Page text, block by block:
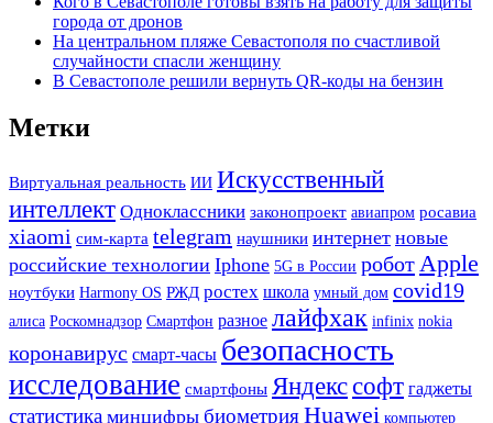
города от дронов
На центральном пляже Севастополя по счастливой
случайности спасли женщину
В Севастополе решили вернуть QR-коды на бензин
Метки
Виртуальная реальность ИИ Искусственный
интеллект Одноклассники законопроект авиапром росавиа
xiaomi сим-карта telegram наушники интернет новые
российские технологии Iphone 5G в России роботApple
ноутбуки Harmony OS РЖД ростех школа умный дом covid19
алиса Роскомнадзор Смартфон разное лайфхак infinix nokia
коронавирус смарт-часы безопасность
исследование смартфоны Яндекссофт гаджеты
статистика минцифры биометрияHuawei компьютер